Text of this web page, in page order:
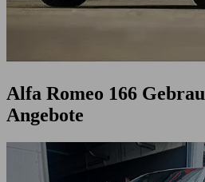
Alfa Romeo 166
Angebote